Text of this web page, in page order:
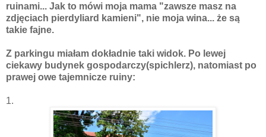
ruinami... Jak to mówi moja mama "zawsze masz na
zdjęciach pierdyliard kamieni", nie moja wina... że są
takie fajne.
Z parkingu miałam dokładnie taki widok. Po lewej
ciekawy budynek gospodarczy(spichlerz), natomiast po
prawej owe tajemnicze ruiny:
1.